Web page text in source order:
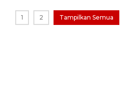
1 2 Tampilkan Semua